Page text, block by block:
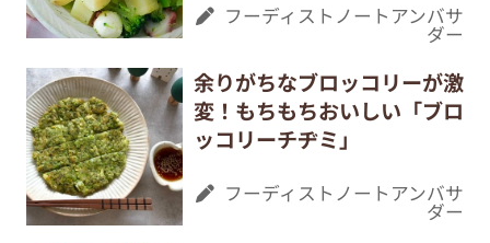
フーディストノートアンバサ
ダー
余りがちなブロッコリーが激
変！もちもちおいしい「ブロ
ッコリーチヂミ」
フーディストノートアンバサ
ダー